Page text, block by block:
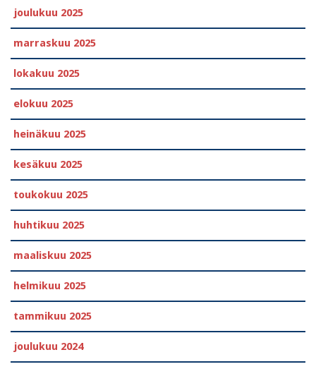
joulukuu 2025
marraskuu 2025
lokakuu 2025
elokuu 2025
heinäkuu 2025
kesäkuu 2025
toukokuu 2025
huhtikuu 2025
maaliskuu 2025
helmikuu 2025
tammikuu 2025
joulukuu 2024